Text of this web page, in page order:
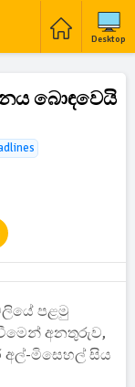
Desktop
බොඳවෙයි
පළමු
අනතුරුව,
අල්-මිසෙහල් සිය